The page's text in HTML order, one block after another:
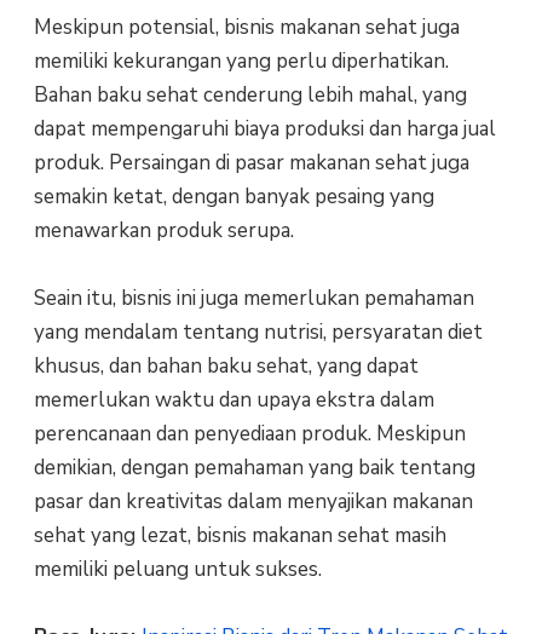
Meskipun potensial, bisnis makanan sehat juga
memiliki kekurangan yang perlu diperhatikan.
Bahan baku sehat cenderung lebih mahal, yang
dapat mempengaruhi biaya produksi dan harga jual
produk. Persaingan di pasar makanan sehat juga
semakin ketat, dengan banyak pesaing yang
menawarkan produk serupa.
Seain itu, bisnis ini juga memerlukan pemahaman
yang mendalam tentang nutrisi, persyaratan diet
khusus, dan bahan baku sehat, yang dapat
memerlukan waktu dan upaya ekstra dalam
perencanaan dan penyediaan produk. Meskipun
demikian, dengan pemahaman yang baik tentang
pasar dan kreativitas dalam menyajikan makanan
sehat yang lezat, bisnis makanan sehat masih
memiliki peluang untuk sukses.